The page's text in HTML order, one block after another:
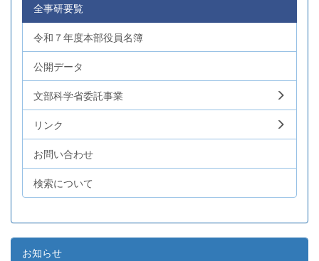
全事研要覧
令和７年度本部役員名簿
公開データ
文部科学省委託事業
リンク
お問い合わせ
検索について
お知らせ